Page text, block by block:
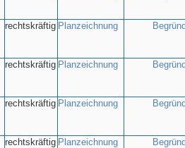
rechtskräftig Planzeichnung
rechtskräftig Planzeichnung
rechtskräftig Planzeichnung
rechtskräftig Planzeichnung